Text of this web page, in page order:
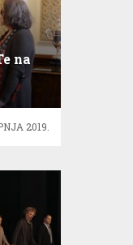
na
2019.